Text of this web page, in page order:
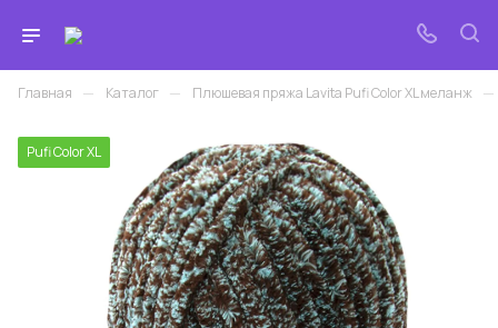
Главная — Каталог — Плюшевая пряжа Lavita Pufi Color XL меланж —
Pufi Color XL